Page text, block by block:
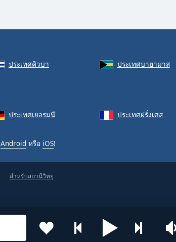
ประเทศคิวบา
ประเทศบาฮามาส
ประเทศเยอรมนี ประเทศฝรั่งเศส
Android หรือ iOS!
สำหรับสถานีวิทยุ